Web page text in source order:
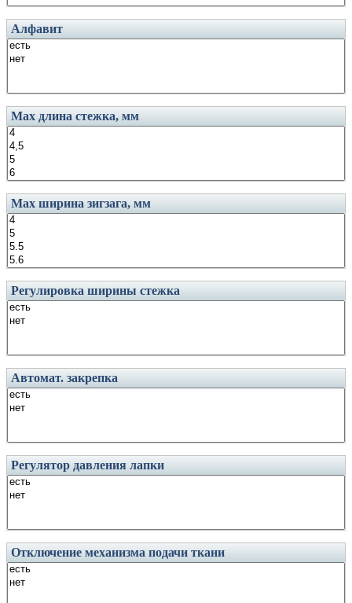
Алфавит
Маx длина стежка, мм
Маx ширина зигзага, мм
Регулировка ширины стежка
Автомат. закрепка
Регулятор давления лапки
Отключение механизма подачи ткани